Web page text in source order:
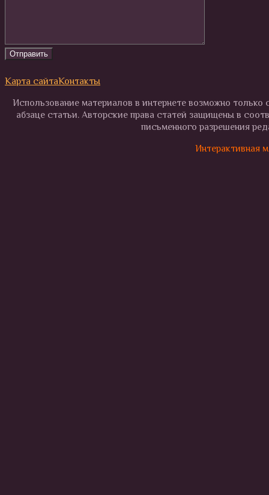
Карта сайтаКонтакты
Использование материалов в интернете возможно
абзаце статьи. Авторские права статей защищены в
письменного разрешения
Интерактивная